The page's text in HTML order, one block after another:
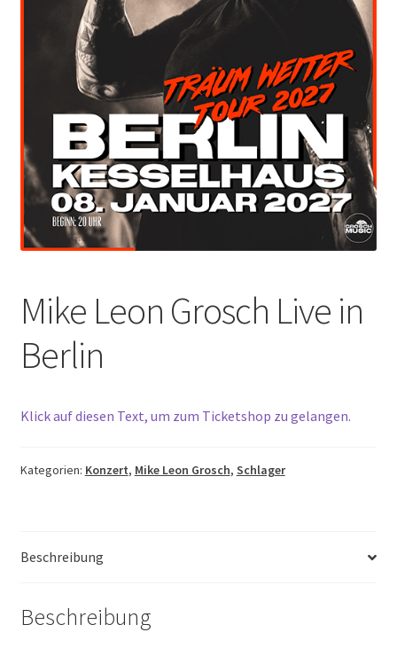
Mike Leon Grosch Live in
Berlin
Klick auf diesen Text, um zum Ticketshop zu gelangen.
Kategorien: Konzert, Mike Leon Grosch, Schlager
Beschreibung
Beschreibung